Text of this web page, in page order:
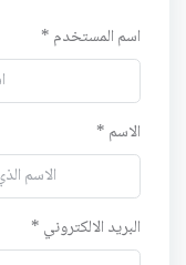
اسم المستخدم *
الاسم *
البريد الالكتروني *